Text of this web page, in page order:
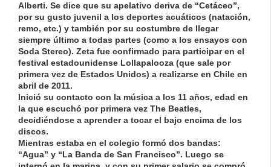
Alberti. Se dice que su apelativo deriva de “Cetáceo”,
por su gusto juvenil a los deportes acuáticos (natación,
remo, etc.) y también por su costumbre de llegar
siempre último a todas partes (como a los ensayos con
Soda Stereo). Zeta fue confirmado para participar en el
festival estadounidense Lollapalooza (que sale por
primera vez de Estados Unidos) a realizarse en Chile en
abril de 2011.
Inició su contacto con la música a los 11 años, edad en
la que escuchó por primera vez The Beatles,
decidiéndose a aprender a tocar el bajo encima de los
discos.
Mientras estaba en el colegio formó dos bandas:
“Agua” y “La Banda de San Francisco”. Luego se